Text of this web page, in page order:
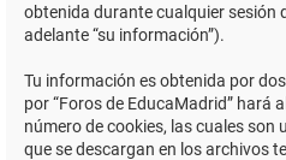
obtenida durante cualquier sesión
adelante “su información”).
Tu información es obtenida por
por “Foros de EducaMadrid” hará
número de cookies, las cuales son
que se descargan en los archivos